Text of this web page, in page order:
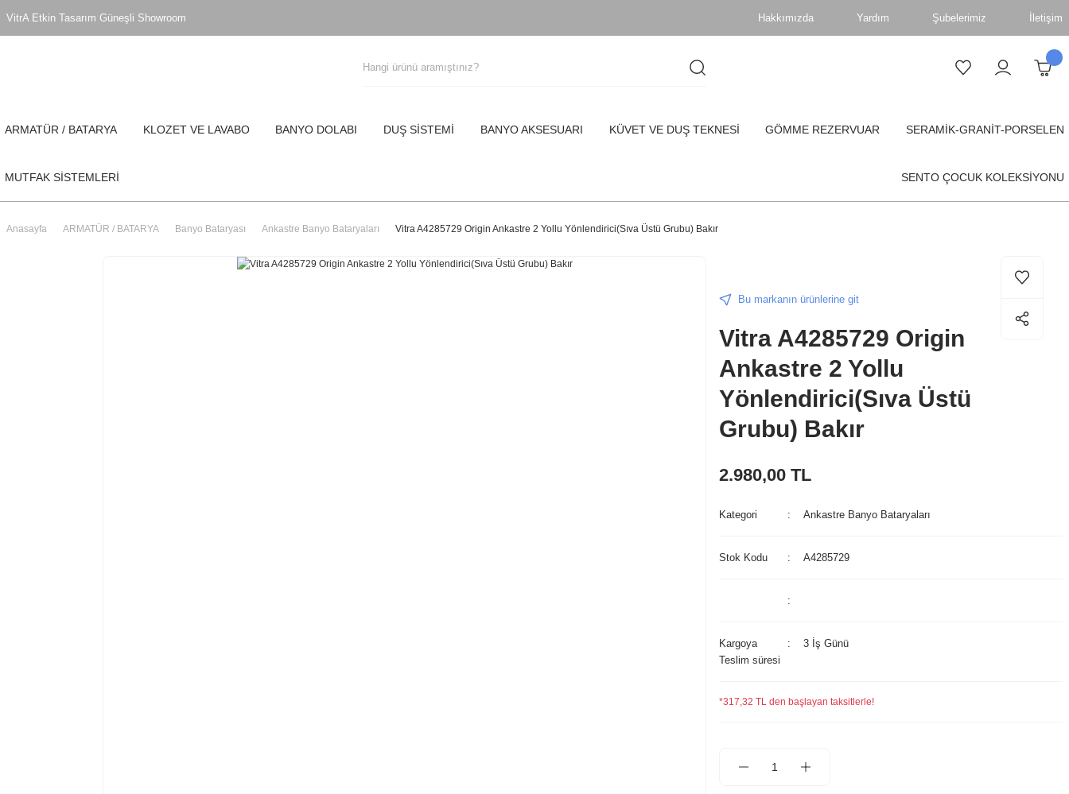
VitrA Etkin Tasarım Güneşli Showroom Hakkımızda Yardım Şubelerimiz İletişim
ARMATÜR / BATARYA KLOZET VE LAVABO BANYO DOLABI DUŞ SİSTEMİ BANYO AKSESUARI KÜVET VE DUŞ TEKNESİ GÖMME REZERVUAR SERAMİK-GRANİT-PORSELEN
MUTFAK SİSTEMLERİ SENTO ÇOCUK KOLEKSİYONU
Anasayfa ARMATÜR / BATARYA Banyo Bataryası Ankastre Banyo Bataryaları Vitra A4285729 Origin Ankastre 2 Yollu Yönlendirici(Sıva Üstü Grubu) Bakır
Bu markanın ürünlerine git
Vitra A4285729 Origin
Ankastre 2 Yollu
Yönlendirici(Sıva Üstü
Grubu) Bakır
2.980,00 TL
Kategori Ankastre Banyo Bataryaları
Stok Kodu A4285729
Kargoya
Teslim süresi
3 İş Günü
*317,32 TL den başlayan taksitlerle!